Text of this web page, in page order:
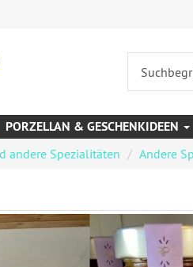
PORZELLAN & GESCHENKIDEEN
andere Spezialitäten Andere